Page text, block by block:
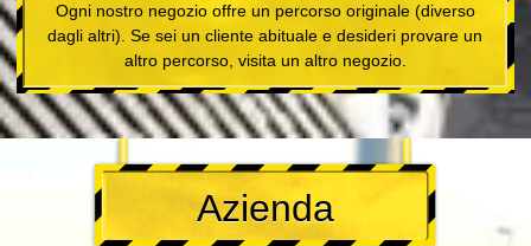
Ogni nostro negozio offre un percorso originale (diverso
dagli altri). Se sei un cliente abituale e desideri provare un
altro percorso, visita un altro negozio.
Azienda